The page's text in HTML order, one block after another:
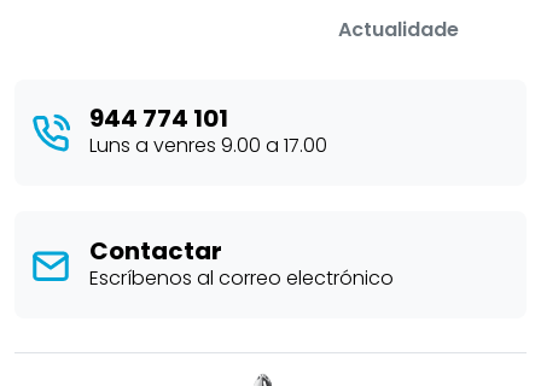
Actualidade
944 774 101
Luns a venres 9.00 a 17.00
Contactar
Escríbenos al correo electrónico